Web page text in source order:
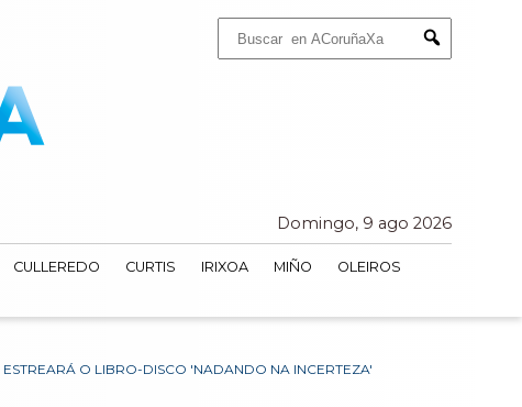
Submit
Domingo, 9 ago 2026
CULLEREDO CURTIS IRIXOA MIÑO
OLEIROS
O LIBRO-DISCO 'NADANDO NA INCERTEZA'